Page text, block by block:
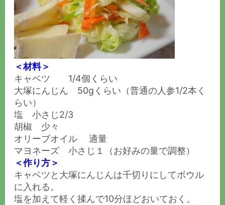
＜材料＞
キャベツ 1/4個くらい
大塚にんじん 50gくらい（普通の人参1/2本く
らい）
塩 小さじ2/3
胡椒 少々
オリーブオイル 適量
マヨネーズ 小さじ１（お好みの量で調整）
＜作り方＞
キャベツと大塚にんじんは千切りにしてボウル
に入れる。
塩を加えて軽く揉んで10分ほどおいておく。